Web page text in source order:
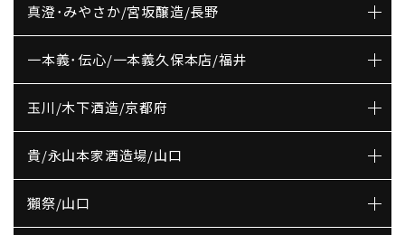
真澄･みやさか/宮坂醸造/長野
一本義･伝心/一本義久保本店/福井
玉川/木下酒造/京都府
貴/永山本家酒造場/山口
獺祭/山口